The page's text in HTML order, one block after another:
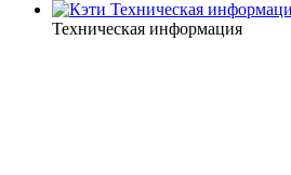
Техническая информация